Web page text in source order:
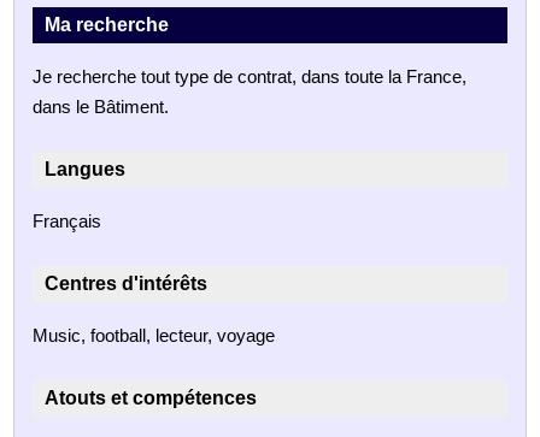
Ma recherche
Je recherche tout type de contrat, dans toute la France,
dans le Bâtiment.
Langues
Français
Centres d'intérêts
Music, football, lecteur, voyage
Atouts et compétences